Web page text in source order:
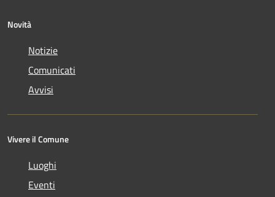
Novità
Notizie
Comunicati
Avvisi
Vivere il Comune
Luoghi
Eventi